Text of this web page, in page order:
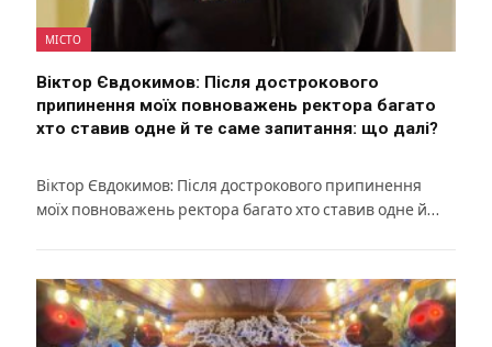
МІСТО
Віктор Євдокимов: Після дострокового
припинення моїх повноважень ректора багато
хто ставив одне й те саме запитання: що далі?
Віктор Євдокимов: Після дострокового припинення
моїх повноважень ректора багато хто ставив одне й…